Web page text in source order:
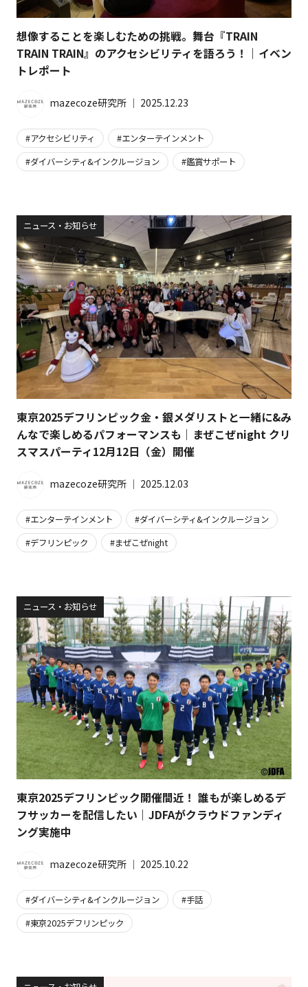
想像することを楽しむための挑戦。舞台『TRAIN
TRAIN TRAIN』のアクセシビリティを語ろう！｜イベン
トレポート
mazecoze研究所 │ 2025.12.23
アクセシビリティ
エンターテインメント
ダイバーシティ&インクルージョン
鑑賞サポート
東京2025デフリンピック金・銀メダリストと一緒に&み
んなで楽しめるパフォーマンスも｜まぜこぜnight クリ
スマスパーティ12月12日（金）開催
ニュース・お知らせ
mazecoze研究所 │ 2025.12.03
エンターテインメント
ダイバーシティ&インクルージョン
デフリンピック
まぜこぜnight
東京2025デフリンピック開催間近！ 誰もが楽しめるデ
フサッカーを配信したい｜JDFAがクラウドファンディ
ング実施中
ニュース・お知らせ
mazecoze研究所 │ 2025.10.22
ダイバーシティ&インクルージョン
手話
東京2025デフリンピック